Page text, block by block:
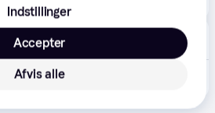
Indstillinger
Afvis alle
Accepter